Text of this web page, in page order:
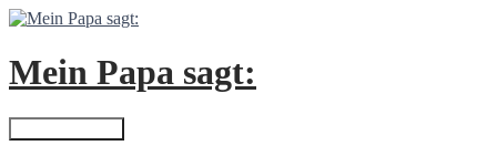
Zum
springen
Mein Papa sagt:
Suchen